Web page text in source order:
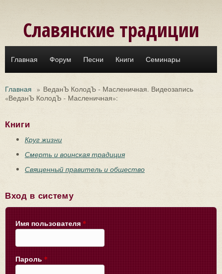
Славянские традиции
Главная Форум Песни Книги Семинары
Главная » ВеданЪ КолодЪ - Масленичная. Видеозапись
«ВеданЪ КолодЪ - Масленичная»:
Книги
Круг жизни
Смерть и воинская традиция
Священный правитель и общество
Вход в систему
Имя пользователя *
Пароль *